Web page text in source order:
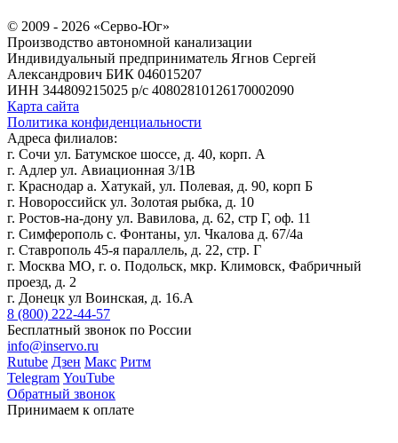
© 2009 - 2026 «Серво-Юг»
Производство автономной канализации
Индивидуальный предприниматель Ягнов Сергей
Александрович БИК 046015207
ИНН 344809215025 р/с 40802810126170002090
Карта сайта
Политика конфиденциальности
Адреса филиалов:
г. Сочи ул. Батумское шоссе, д. 40, корп. А
г. Адлер ул. Авиационная 3/1В
г. Краснодар а. Хатукай, ул. Полевая, д. 90, корп Б
г. Новороссийск ул. Золотая рыбка, д. 10
г. Ростов-на-дону ул. Вавилова, д. 62, стр Г, оф. 11
г. Симферополь с. Фонтаны, ул. Чкалова д. 67/4а
г. Ставрополь 45-я параллель, д. 22, стр. Г
г. Москва МО, г. о. Подольск, мкр. Климовск, Фабричный
проезд, д. 2
г. Донецк ул Воинская, д. 16.А
8 (800) 222-44-57
Бесплатный звонок по России
info@inservo.ru
Rutube Дзен Макс Ритм
Telegram YouTube
Обратный звонок
Принимаем к оплате